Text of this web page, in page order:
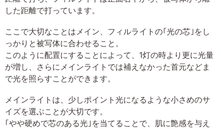
した距離で打っています。
ここで大切なことはメイン、フィルライトの｢光の芯｣をし
っかりと被写体に合わせること。
このように配置にすることによって、1灯の時より更に光量
が増し、さらにメインライトでは補えなかった首元などま
で光を照らすことができます。
メインライトは、少しポイント光になるような小さめのサ
イズを選ぶことが大切です。
｢やや硬めで芯のある光｣を当てることで、肌に艶感を与え